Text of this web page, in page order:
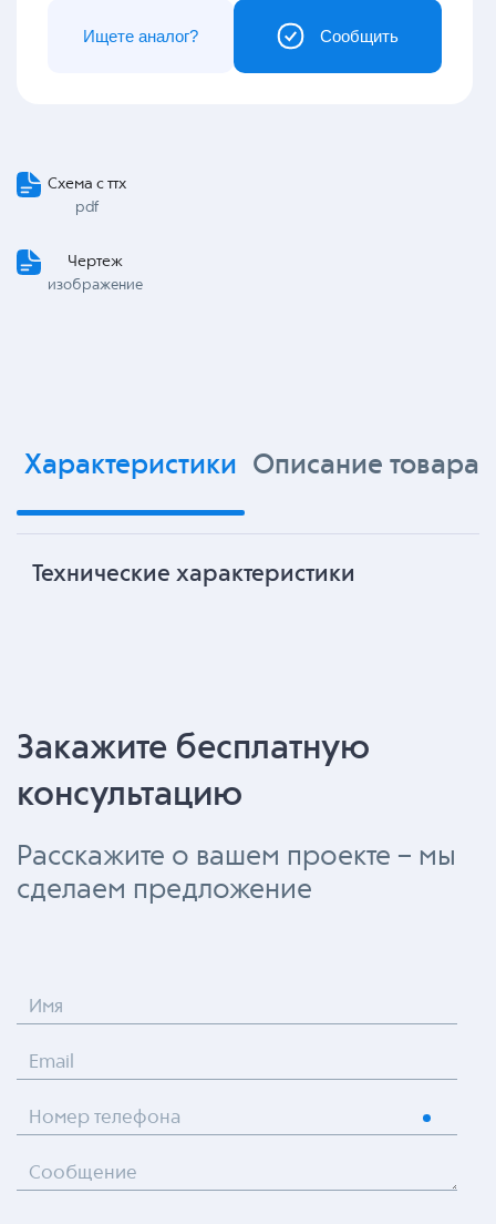
Сообщить
Ищете аналог?
Схема с ттх
pdf
Чертеж
изображение
Характеристики Описание товара
Технические характеристики
Закажите бесплатную
консультацию
Расскажите о вашем проекте – мы
сделаем предложение
Имя
Email
Номер телефона
Сообщение